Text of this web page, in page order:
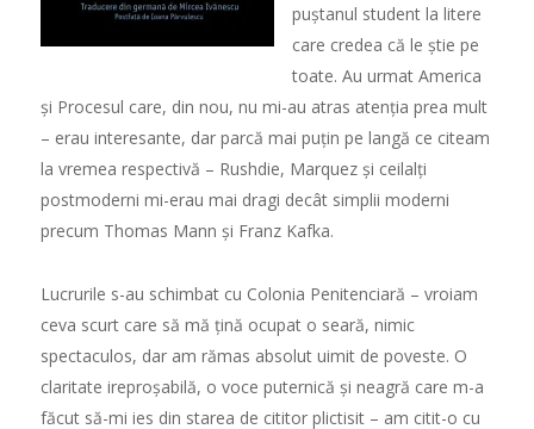
puștanul student la litere
care credea că le știe pe
toate. Au urmat America
și Procesul care, din nou, nu mi-au atras atenția prea mult
– erau interesante, dar parcă mai puțin pe langă ce citeam
la vremea respectivă – Rushdie, Marquez și ceilalți
postmoderni mi-erau mai dragi decât simplii moderni
precum Thomas Mann și Franz Kafka.
Lucrurile s-au schimbat cu Colonia Penitenciară – vroiam
ceva scurt care să mă țină ocupat o seară, nimic
spectaculos, dar am rămas absolut uimit de poveste. O
claritate ireproșabilă, o voce puternică și neagră care m-a
făcut să-mi ies din starea de cititor plictisit – am citit-o cu